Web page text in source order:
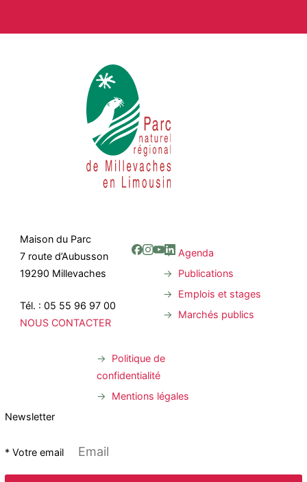
Maison du Parc
7 route d’Aubusson
19290 Millevaches
Tél. : 05 55 96 97 00
NOUS CONTACTER
Agenda
Publications
Emplois et stages
Marchés publics
Politique de
confidentialité
Mentions légales
Newsletter
* Votre email